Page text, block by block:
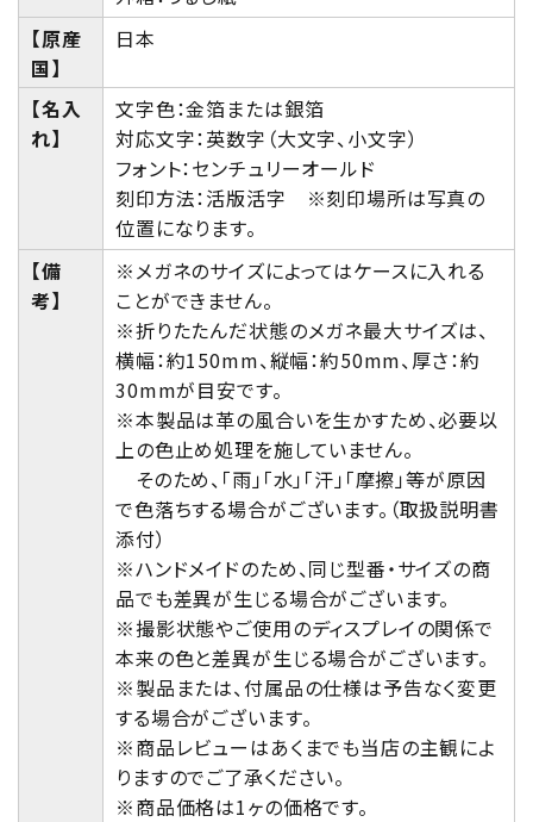
【原産
国】
日本
【名入
れ】
文字色：金箔または銀箔
対応文字：英数字（大文字、小文字）
フォント：センチュリーオールド
刻印方法：活版活字 ※刻印場所は写真の
位置になります。
【備
考】
※メガネのサイズによってはケースに入れる
ことができません。
※折りたたんだ状態のメガネ最大サイズは、
横幅：約150mm、縦幅：約50mm、厚さ：約
30mmが目安です。
※本製品は革の風合いを生かすため、必要以
上の色止め処理を施していません。
そのため、「雨」「水」「汗」「摩擦」等が原因
で色落ちする場合がございます。（取扱説明書
添付）
※ハンドメイドのため、同じ型番・サイズの商
品でも差異が生じる場合がございます。
※撮影状態やご使用のディスプレイの関係で
本来の色と差異が生じる場合がございます。
※製品または、付属品の仕様は予告なく変更
する場合がございます。
※商品レビューはあくまでも当店の主観によ
りますのでご了承ください。
※商品価格は1ヶの価格です。